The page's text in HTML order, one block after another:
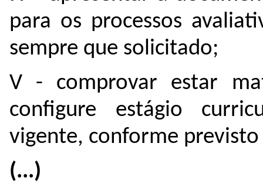
para os processos
sempre que solicitado;
V - comprovar estar
configure estágio
vigente, conforme
(...)